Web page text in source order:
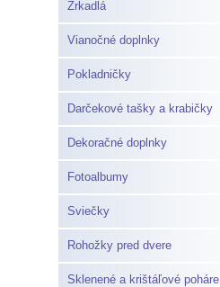
Zrkadlá
Vianočné doplnky
Pokladničky
Darčekové tašky a krabičky
Dekoračné doplnky
Fotoalbumy
Sviečky
Rohožky pred dvere
Sklenené a krištáľové poháre